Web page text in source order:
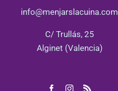
info@menjarslacuina.com
C/ Trullás, 25
Alginet (Valencia)